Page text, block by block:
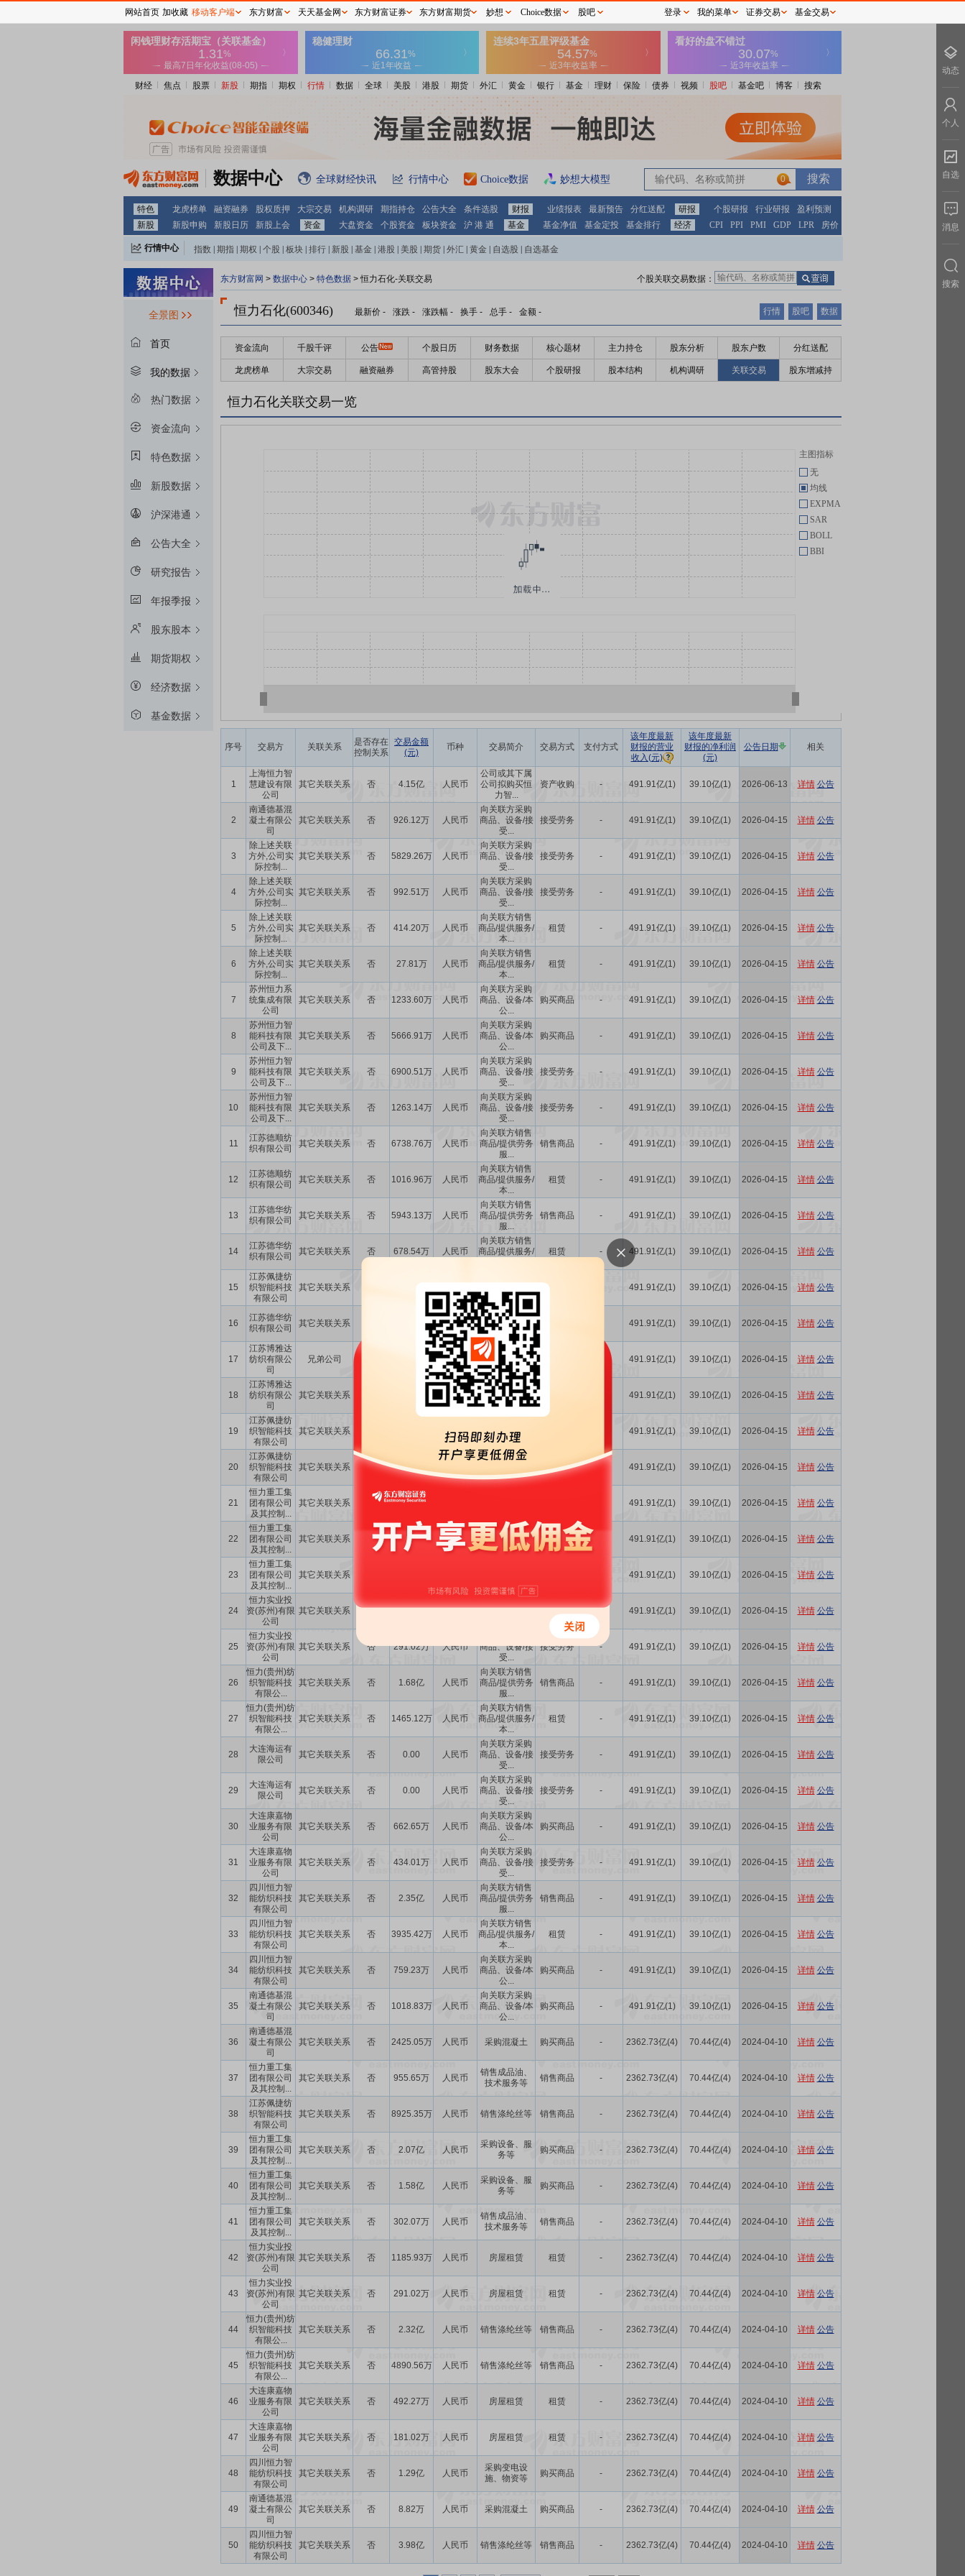
财经 焦点 股票 新股 期指 期权 行情 数据 全球 美股 港股 期货 外汇 黄金 银行 基金 理财 保险 债券 视频 股吧 基金吧 博客 搜索
数据中心 全球财经快讯 行情中心 Choice数据 妙想大模型 0
特色 龙虎榜单 融资融券 股权质押 大宗交易 机构调研 期指持仓 公告大全 条件选股 财报 业绩报表 最新预告 分红送配 研报 个股研报 行业研报
盈利预测
新股
新股申购 新股日历 新股上会 资金 大盘资金 个股资金 板块资金 沪 港 通 基金 基金净值 基金定投 基金排行 经济 CPI PPI PMI GDP LPR 房价
行情中心 指数 期指 期权 个股 板块 排行 新股 基金 港股 美股 期货 外汇 黄金 自选股 自选基金
全景图
首页
我的数据
热门数据
资金流向
特色数据
新股数据
沪深港通
公告大全
研究报告
年报季报
股东股本
期货期权
经济数据
基金数据
东方财富网 > 数据中心 > 特色数据 > 恒力石化-关联交易 个股关联交易数据：
恒力石化(600346) 最新价 - 涨跌 - 涨跌幅 - 换手 - 总手 - 金额 - 行情 股吧 数据
资金流向 千股千评 公告 个股日历 财务数据 核心题材 主力持仓 股东分析 股东户数 分红送配
龙虎榜单 大宗交易 融资融券 高管持股 股东大会 个股研报 股本结构 机构调研 关联交易 股东增减持
恒力石化关联交易一览
主图指标
无
均线
EXPMA
SAR
BOLL
BBI
序号 交易方 关联关系
是否存在
控制关系
交易金额
(元)
币种 交易简介 交易方式 支付方式
该年度最新
财报的营业
收入(元)
该年度最新
财报的净利润
(元)
公告日期 相关
1
上海恒力智
慧建设有限
公司
其它关联关系 否 4.15亿 人民币
公司或其下属
公司拟购买恒
力智...
资产收购 - 491.91亿(1) 39.10亿(1) 2026-06-13 详情 公告
2
南通德基混
凝土有限公
司
其它关联关系 否 926.12万 人民币
向关联方采购
商品、设备/接
受...
接受劳务 - 491.91亿(1) 39.10亿(1) 2026-04-15 详情 公告
3
除上述关联
方外,公司实
际控制...
其它关联关系 否 5829.26万 人民币
向关联方采购
商品、设备/接
受...
接受劳务 - 491.91亿(1) 39.10亿(1) 2026-04-15 详情 公告
4
除上述关联
方外,公司实
际控制...
其它关联关系 否 992.51万 人民币
向关联方采购
商品、设备/接
受...
接受劳务 - 491.91亿(1) 39.10亿(1) 2026-04-15 详情 公告
5
除上述关联
方外,公司实
际控制...
其它关联关系 否 414.20万 人民币
向关联方销售
商品/提供服务/
本...
租赁 - 491.91亿(1) 39.10亿(1) 2026-04-15 详情 公告
6
除上述关联
方外,公司实
际控制...
其它关联关系 否 27.81万 人民币
向关联方销售
商品/提供服务/
本...
租赁 - 491.91亿(1) 39.10亿(1) 2026-04-15 详情 公告
7
苏州恒力系
统集成有限
公司
其它关联关系 否 1233.60万 人民币
向关联方采购
商品、设备/本
公...
购买商品 - 491.91亿(1) 39.10亿(1) 2026-04-15 详情 公告
8
苏州恒力智
能科技有限
公司及下...
其它关联关系 否 5666.91万 人民币
向关联方采购
商品、设备/本
公...
购买商品 - 491.91亿(1) 39.10亿(1) 2026-04-15 详情 公告
9
苏州恒力智
能科技有限
公司及下...
其它关联关系 否 6900.51万 人民币
向关联方采购
商品、设备/接
受...
接受劳务 - 491.91亿(1) 39.10亿(1) 2026-04-15 详情 公告
10
苏州恒力智
能科技有限
公司及下...
其它关联关系 否 1263.14万 人民币
向关联方采购
商品、设备/接
受...
接受劳务 - 491.91亿(1) 39.10亿(1) 2026-04-15 详情 公告
11
江苏德顺纺
织有限公司
其它关联关系 否 6738.76万 人民币
向关联方销售
商品/提供劳务
服...
销售商品 - 491.91亿(1) 39.10亿(1) 2026-04-15 详情 公告
12
江苏德顺纺
织有限公司
其它关联关系 否 1016.96万 人民币
向关联方销售
商品/提供服务/
本...
租赁 - 491.91亿(1) 39.10亿(1) 2026-04-15 详情 公告
13
江苏德华纺
织有限公司
其它关联关系 否 5943.13万 人民币
向关联方销售
商品/提供劳务
服...
销售商品 - 491.91亿(1) 39.10亿(1) 2026-04-15 详情 公告
14
江苏德华纺
织有限公司
其它关联关系 否 678.54万 人民币
向关联方销售
商品/提供服务/
租赁 - 491.91亿(1) 39.10亿(1) 2026-04-15 详情 公告
15
江苏佩捷纺
织智能科技
有限公司
其它关联关系 2.04亿
服...
销售商品 491.91亿(1) 39.10亿(1) 2026-04-15 详情 公告
16
江苏德华纺
织有限公司
其它关联关系 452.14万 人民币
向关联方采购
商品、设备/本
公...
491.91亿(1) 39.10亿(1) 2026-04-15 详情 公告
17
江苏博雅达
纺织有限公
司
兄弟公司 5129.92万 人民币
向关联方销售
商品/提供劳务
服...
491.91亿(1) 39.10亿(1) 2026-04-15 详情 公告
18
江苏博雅达
纺织有限公
司
其它关联关系 人民币
向关联方销售
商品/提供服务/
本...
491.91亿(1) 39.10亿(1) 2026-04-15 详情 公告
19
江苏佩捷纺
织智能科技
有限公司
其它关联关系 人民币
商品/提供服务/
本...
491.91亿(1) 39.10亿(1) 2026-04-15 详情 公告
20
江苏佩捷纺
织智能科技
有限公司
其它关联关系 否 256.12万
向关联方采购
公...
购买商品 - 491.91亿(1) 39.10亿(1) 2026-04-15 详情 公告
21
恒力重工集
团有限公司
及其控制...
其它关联关系 8.52亿 491.91亿(1) 39.10亿(1) 2026-04-15 详情 公告
22
恒力重工集
团有限公司
及其控制...
其它关联关系 否 2.86亿 人民币
向关联方销售
商品/提供服务/
本...
租赁 491.91亿(1) 39.10亿(1) 2026-04-15 详情 公告
23
恒力重工集
团有限公司
及其控制...
其它关联关系
公...
491.91亿(1) 39.10亿(1) 2026-04-15 详情 公告
24
恒力实业投
资(苏州)有限
公司
其它关联关系 否 1164.07万 人民币
向关联方采购
商品、设备/本
购买商品 - 491.91亿(1) 39.10亿(1) 2026-04-15 详情 公告
25
恒力实业投
资(苏州)有限
公司
其它关联关系 否 291.02万 人民币
商品、设备/接
受...
接受劳务 - 491.91亿(1) 39.10亿(1) 2026-04-15 详情 公告
26
恒力(贵州)纺
织智能科技
有限公...
其它关联关系 否 1.68亿 人民币
向关联方销售
商品/提供劳务
服...
销售商品 - 491.91亿(1) 39.10亿(1) 2026-04-15 详情 公告
27
恒力(贵州)纺
织智能科技
有限公...
其它关联关系 否 1465.12万 人民币
向关联方销售
商品/提供服务/
本...
租赁 - 491.91亿(1) 39.10亿(1) 2026-04-15 详情 公告
28
大连海运有
限公司
其它关联关系 否 0.00 人民币
向关联方采购
商品、设备/接
受...
接受劳务 - 491.91亿(1) 39.10亿(1) 2026-04-15 详情 公告
29
大连海运有
限公司
其它关联关系 否 0.00 人民币
向关联方采购
商品、设备/接
受...
接受劳务 - 491.91亿(1) 39.10亿(1) 2026-04-15 详情 公告
30
大连康嘉物
业服务有限
公司
其它关联关系 否 662.65万 人民币
向关联方采购
商品、设备/本
公...
购买商品 - 491.91亿(1) 39.10亿(1) 2026-04-15 详情 公告
31
大连康嘉物
业服务有限
公司
其它关联关系 否 434.01万 人民币
向关联方采购
商品、设备/接
受...
接受劳务 - 491.91亿(1) 39.10亿(1) 2026-04-15 详情 公告
32
四川恒力智
能纺织科技
有限公司
其它关联关系 否 2.35亿 人民币
向关联方销售
商品/提供劳务
服...
销售商品 - 491.91亿(1) 39.10亿(1) 2026-04-15 详情 公告
33
四川恒力智
能纺织科技
有限公司
其它关联关系 否 3935.42万 人民币
向关联方销售
商品/提供服务/
本...
租赁 - 491.91亿(1) 39.10亿(1) 2026-04-15 详情 公告
34
四川恒力智
能纺织科技
有限公司
其它关联关系 否 759.23万 人民币
向关联方采购
商品、设备/本
公...
购买商品 - 491.91亿(1) 39.10亿(1) 2026-04-15 详情 公告
35
南通德基混
凝土有限公
司
其它关联关系 否 1018.83万 人民币
向关联方采购
商品、设备/本
公...
购买商品 - 491.91亿(1) 39.10亿(1) 2026-04-15 详情 公告
36
南通德基混
凝土有限公
司
其它关联关系 否 2425.05万 人民币 采购混凝土 购买商品 - 2362.73亿(4) 70.44亿(4) 2024-04-10 详情 公告
37
恒力重工集
团有限公司
及其控制...
其它关联关系 否 955.65万 人民币
销售成品油、
技术服务等
销售商品 - 2362.73亿(4) 70.44亿(4) 2024-04-10 详情 公告
38
江苏佩捷纺
织智能科技
有限公司
其它关联关系 否 8925.35万 人民币 销售涤纶丝等 销售商品 - 2362.73亿(4) 70.44亿(4) 2024-04-10 详情 公告
39
恒力重工集
团有限公司
及其控制...
其它关联关系 否 2.07亿 人民币
采购设备、服
务等
购买商品 - 2362.73亿(4) 70.44亿(4) 2024-04-10 详情 公告
40
恒力重工集
团有限公司
及其控制...
其它关联关系 否 1.58亿 人民币
采购设备、服
务等
购买商品 - 2362.73亿(4) 70.44亿(4) 2024-04-10 详情 公告
41
恒力重工集
团有限公司
及其控制...
其它关联关系 否 302.07万 人民币
销售成品油、
技术服务等
销售商品 - 2362.73亿(4) 70.44亿(4) 2024-04-10 详情 公告
42
恒力实业投
资(苏州)有限
公司
其它关联关系 否 1185.93万 人民币 房屋租赁 租赁 - 2362.73亿(4) 70.44亿(4) 2024-04-10 详情 公告
43
恒力实业投
资(苏州)有限
公司
其它关联关系 否 291.02万 人民币 房屋租赁 租赁 - 2362.73亿(4) 70.44亿(4) 2024-04-10 详情 公告
44
恒力(贵州)纺
织智能科技
有限公...
其它关联关系 否 2.32亿 人民币 销售涤纶丝等 销售商品 - 2362.73亿(4) 70.44亿(4) 2024-04-10 详情 公告
45
恒力(贵州)纺
织智能科技
有限公...
其它关联关系 否 4890.56万 人民币 销售涤纶丝等 销售商品 - 2362.73亿(4) 70.44亿(4) 2024-04-10 详情 公告
46
大连康嘉物
业服务有限
公司
其它关联关系 否 492.27万 人民币 房屋租赁 租赁 - 2362.73亿(4) 70.44亿(4) 2024-04-10 详情 公告
47
大连康嘉物
业服务有限
公司
其它关联关系 否 181.02万 人民币 房屋租赁 租赁 - 2362.73亿(4) 70.44亿(4) 2024-04-10 详情 公告
48
四川恒力智
能纺织科技
有限公司
其它关联关系 否 1.29亿 人民币
采购变电设
施、物资等
购买商品 - 2362.73亿(4) 70.44亿(4) 2024-04-10 详情 公告
49
南通德基混
凝土有限公
司
其它关联关系 否 8.82万 人民币 采购混凝土 购买商品 - 2362.73亿(4) 70.44亿(4) 2024-04-10 详情 公告
50
四川恒力智
能纺织科技
有限公司
其它关联关系 否 3.98亿 人民币 销售涤纶丝等 销售商品 - 2362.73亿(4) 70.44亿(4) 2024-04-10 详情 公告
网站首页 加收藏 移动客户端 东方财富 天天基金网 东方财富证券 东方财富期货 妙想 Choice数据 股吧 登录 我的菜单 证券交易 基金交易
动态
个人
自选
消息
搜索